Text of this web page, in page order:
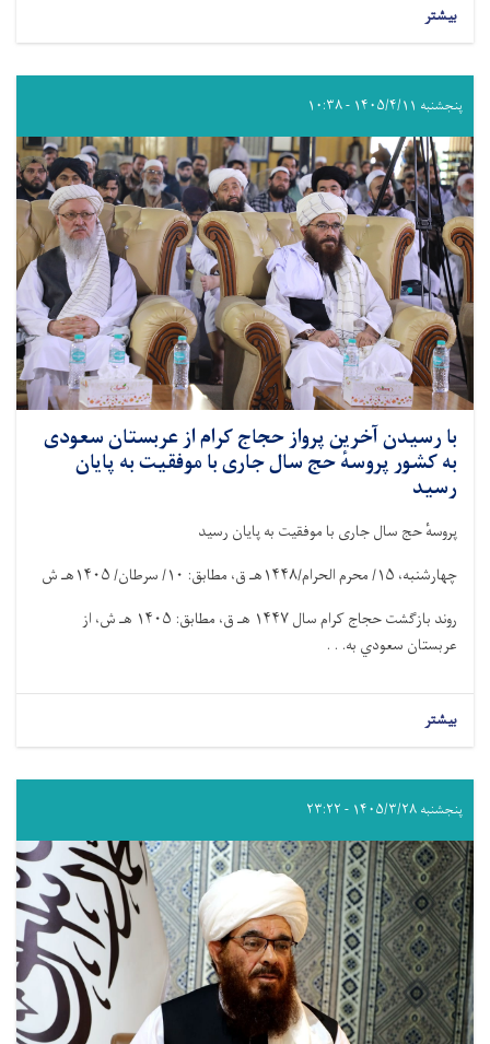
بیشتر
پنجشنبه ۱۴۰۵/۴/۱۱ - ۱۰:۳۸
با رسیدن آخرین پرواز حجاج کرام از عربستان سعودی
به کشور پروسهٔ حج سال جاری با موفقیت به پایان
رسید
پروسهٔ حج سال جاری با موفقیت به پایان رسید
چهارشنبه، ۱۵/ محرم الحرام/۱۴۴۸هـ ق، مطابق: ۱۰/ سرطان/۱۴۰۵هـ ش
روند بازگشت حجاج کرام سال۱۴۴۷ هـ ق، مطابق: ۱۴۰۵ هـ ش، از
عربستان سعودي به. . .
بیشتر
پنجشنبه ۱۴۰۵/۳/۲۸ - ۲۳:۲۲